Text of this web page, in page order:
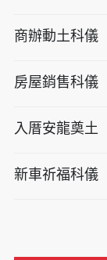
商辦動土科儀
房屋銷售科儀
入厝安龍奠土
新車祈福科儀